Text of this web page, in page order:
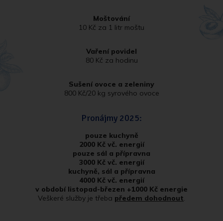
Moštování
10 Kč za 1 litr moštu
Vaření povidel
80 Kč za hodinu
Sušení ovoce a zeleniny
800 Kč/20 kg syrového ovoce
Pronájmy 2025:
pouze kuchyně
2000 Kč vč. energií
pouze sál a přípravna
3000 Kč vč. energií
kuchyně, sál a přípravna
4000 Kč vč. energií
v období listopad-březen +1000 Kč energie
Veškeré služby je třeba předem dohodnout.